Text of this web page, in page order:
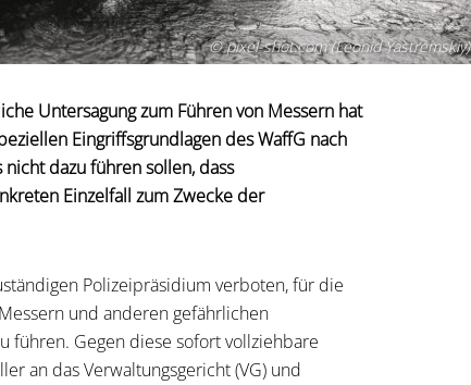
© pixel-shot.com (Leonid Yastremskiy)
Untersagung zum Führen von Messern hat
Eingriffsgrundlagen des WaffG nach
dazu führen sollen, dass
Einzelfall zum Zwecke der
Polizeipräsidium verboten, für die
und anderen gefährlichen
führen. Gegen diese sofort vollziehbare
an das Verwaltungsgericht (VG) und